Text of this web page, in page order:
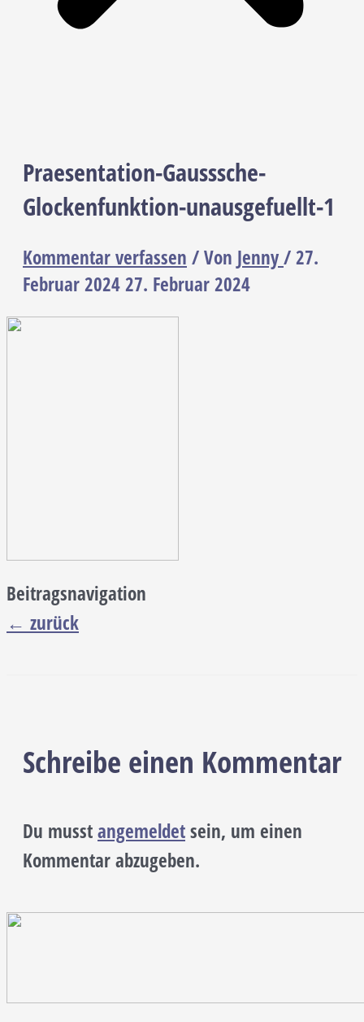
Praesentation-Gausssche-
Glockenfunktion-unausgefuellt-1
Kommentar verfassen / Von Jenny/27.
Februar 202427. Februar 2024
Beitragsnavigation
← zurück
Schreibe einen Kommentar
Du musstangemeldetsein, um einen
Kommentar abzugeben.